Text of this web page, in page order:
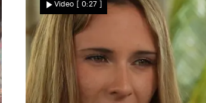
Video [ 0:27 ]